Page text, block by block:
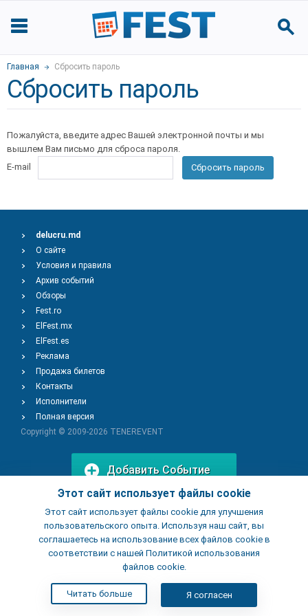
Главная Сбросить пароль
Сбросить пароль
Пожалуйста, введите адрес Вашей электронной почты и мы
вышлем Вам письмо для сброса пароля.
E-mail
Сбросить пароль
Этот сайт использует файлы cookie
Этот сайт использует файлы cookie для улучшения
пользовательского опыта. Используя наш сайт, вы
соглашаетесь на использование всех файлов cookie в
соответствии с нашей Политикой использования
файлов cookie.
Читать больше Я согласен
delucru.md
О сайте
Условия и правила
Архив событий
Обзоры
Fest.ro
ElFest.mx
ElFest.es
Реклама
Продажа билетов
Контакты
Исполнители
Полная версия
Copyright © 2009-2026 TENEREVENT
Добавить Событие
Добавить Заведение